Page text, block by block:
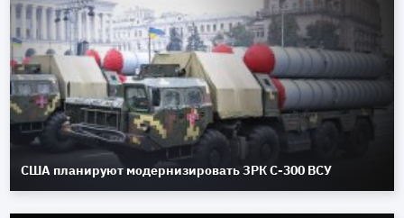
США планируют модернизировать ЗРК С-300 ВСУ